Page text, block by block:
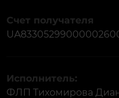
Счет получателя
Исполнитель:
ФЛП Тихомирова